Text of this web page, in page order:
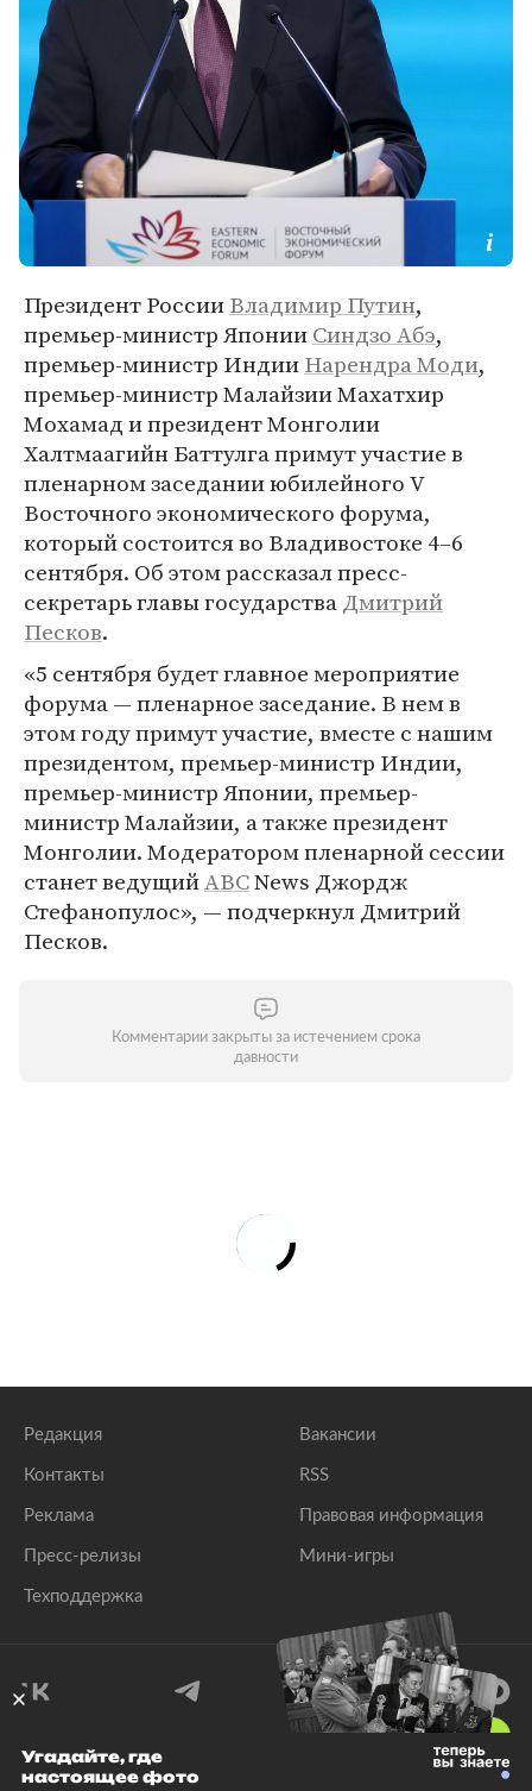
Президент РоссииВладимир Путин,
премьер-министр ЯпонииСиндзо Абэ,
премьер-министр ИндииНарендра Моди,
премьер-министр Малайзии Махатхир
Мохамад и президент Монголии
Халтмаагийн Баттулга примут участие в
пленарном заседании юбилейного V
Восточного экономического форума,
который состоится во Владивостоке 4–6
сентября. Об этом рассказал пресс-
секретарь главы государстваДмитрий
Песков.
«5 сентября будет главное мероприятие
форума — пленарное заседание. В нем в
этом году примут участие, вместе с нашим
президентом, премьер-министр Индии,
премьер-министр Японии, премьер-
министр Малайзии, а также президент
Монголии. Модератором пленарной сессии
станет ведущийABCNews Джордж
Стефанопулос», — подчеркнул Дмитрий
Песков.
Комментарии закрыты за истечением срока
давности
Редакция
Контакты
Реклама
Пресс-релизы
Техподдержка
Вакансии
RSS
Правовая информация
Мини-игры
© 1999–2026 Все права защищены.
Угадайте, где
настоящее фото